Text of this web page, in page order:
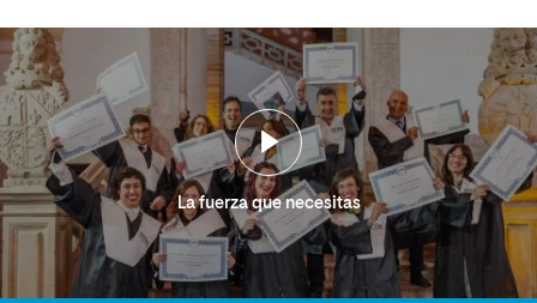
La fuerza que necesitas